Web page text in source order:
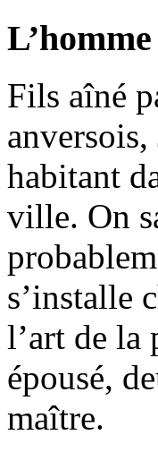
L’homme
Fils aîné
habitant
ville. On
s’installe
l’art de la
épousé,
maître.